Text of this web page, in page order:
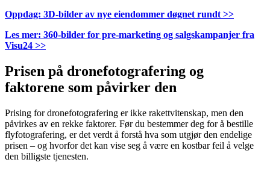
Oppdag: 3D-bilder av nye eiendommer døgnet rundt >>
Les mer: 360-bilder for pre-marketing og salgskampanjer fra
Visu24 >>
Prisen på dronefotografering og
faktorene som påvirker den
Prising for dronefotografering er ikke rakettvitenskap, men den
påvirkes av en rekke faktorer. Før du bestemmer deg for å bestille
flyfotografering, er det verdt å forstå hva som utgjør den endelige
prisen – og hvorfor det kan vise seg å være en kostbar feil å velge
den billigste tjenesten.